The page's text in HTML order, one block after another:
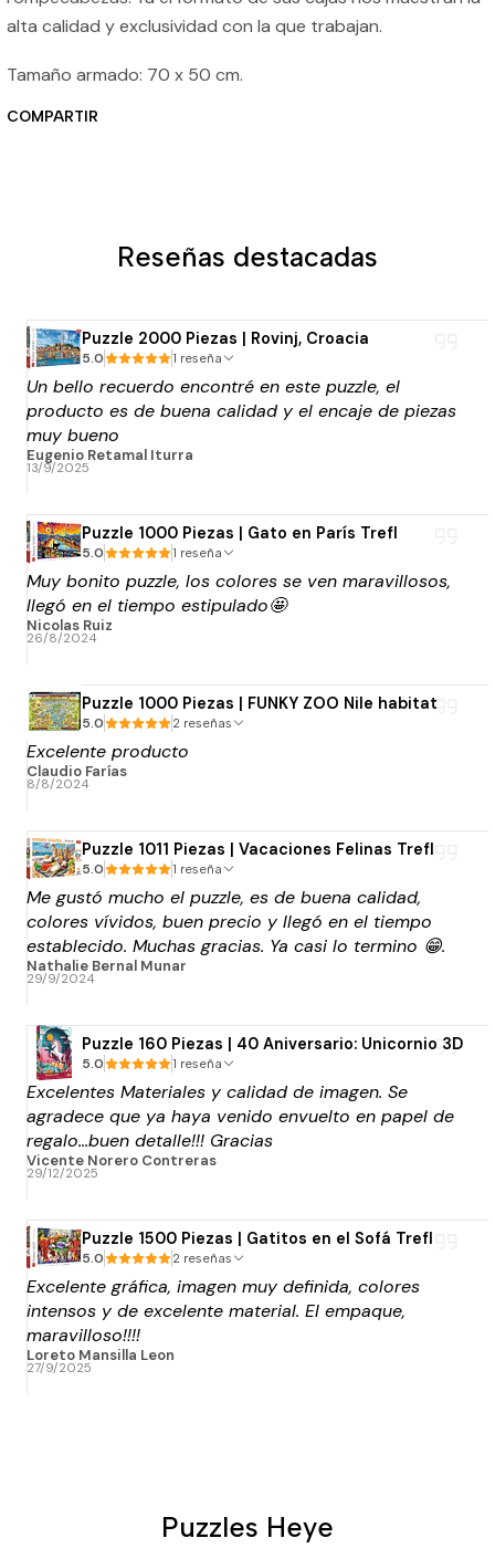
alta calidad y exclusividad con la que trabajan.
Tamaño armado: 70 x 50 cm.
COMPARTIR
Reseñas destacadas
Puzzle 2000 Piezas | Rovinj, Croacia
5.0 1 reseña
Un bello recuerdo encontré en este puzzle, el
producto es de buena calidad y el encaje de piezas
muy bueno
Eugenio Retamal Iturra
13/9/2025
Puzzle 1000 Piezas | Gato en París Trefl
5.0 1 reseña
Muy bonito puzzle, los colores se ven maravillosos,
llegó en el tiempo estipulado🤩
Nicolas Ruiz
26/8/2024
Puzzle 1000 Piezas | FUNKY ZOO Nile habitat
5.0 2 reseñas
Excelente producto
Claudio Farías
8/8/2024
Puzzle 1011 Piezas | Vacaciones Felinas Trefl
5.0 1 reseña
Me gustó mucho el puzzle, es de buena calidad,
colores vívidos, buen precio y llegó en el tiempo
establecido. Muchas gracias. Ya casi lo termino 😁.
Nathalie Bernal Munar
29/9/2024
Puzzle 160 Piezas | 40 Aniversario: Unicornio 3D
5.0 1 reseña
Excelentes Materiales y calidad de imagen. Se
agradece que ya haya venido envuelto en papel de
regalo...buen detalle!!! Gracias
Vicente Norero Contreras
29/12/2025
Puzzle 1500 Piezas | Gatitos en el Sofá Trefl
5.0 2 reseñas
Excelente gráfica, imagen muy definida, colores
intensos y de excelente material. El empaque,
maravilloso!!!!
Loreto Mansilla Leon
27/9/2025
Puzzles Heye